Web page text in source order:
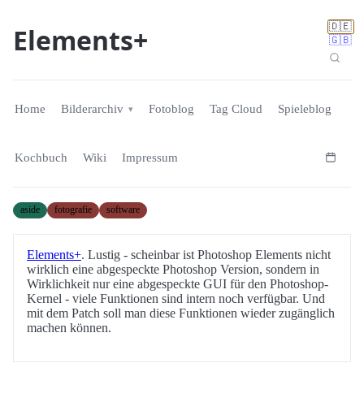
🇩🇪
🇬🇧
Elements+
Home Bilderarchiv Fotoblog Tag Cloud Spieleblog
Kochbuch Wiki Impressum
aside fotografie software
Elements+. Lustig - scheinbar ist Photoshop Elements nicht
wirklich eine abgespeckte Photoshop Version, sondern in
Wirklichkeit nur eine abgespeckte GUI für den Photoshop-
Kernel - viele Funktionen sind intern noch verfügbar. Und
mit dem Patch soll man diese Funktionen wieder zugänglich
machen können.